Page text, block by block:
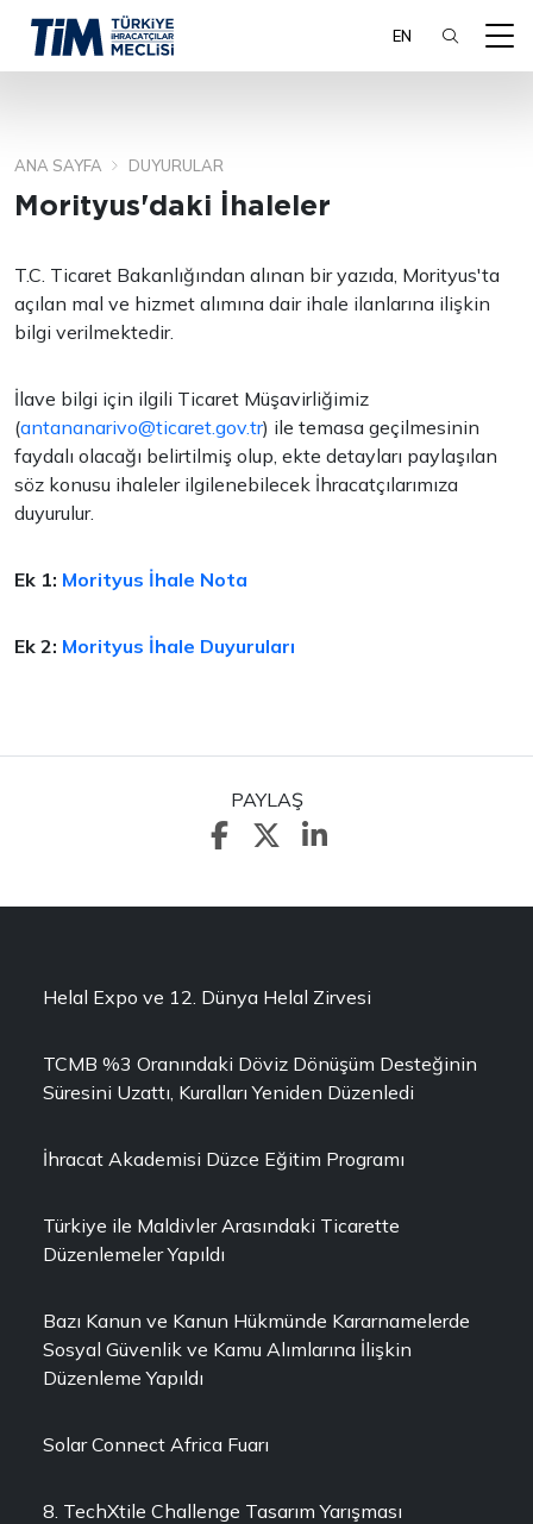
EN
ANA SAYFA DUYURULAR
Morityus'daki İhaleler
T.C. Ticaret Bakanlığından alınan bir yazıda, Morityus'ta
açılan mal ve hizmet alımına dair ihale ilanlarına ilişkin
bilgi verilmektedir.
İlave bilgi için ilgili Ticaret Müşavirliğimiz
(antananarivo@ticaret.gov.tr) ile temasa geçilmesinin
faydalı olacağı belirtilmiş olup, ekte detayları paylaşılan
söz konusu ihaleler ilgilenebilecek İhracatçılarımıza
duyurulur.
Ek 1: Morityus İhale Nota
Ek 2: Morityus İhale Duyuruları
PAYLAŞ
Helal Expo ve 12. Dünya Helal Zirvesi
TCMB %3 Oranındaki Döviz Dönüşüm Desteğinin
Süresini Uzattı, Kuralları Yeniden Düzenledi
İhracat Akademisi Düzce Eğitim Programı
Türkiye ile Maldivler Arasındaki Ticarette
Düzenlemeler Yapıldı
Bazı Kanun ve Kanun Hükmünde Kararnamelerde
Sosyal Güvenlik ve Kamu Alımlarına İlişkin
Düzenleme Yapıldı
Solar Connect Africa Fuarı
8. TechXtile Challenge Tasarım Yarışması